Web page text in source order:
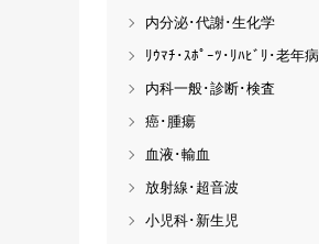
内分泌･代謝･生化学
ﾘｳﾏﾁ･ｽﾎﾟｰﾂ･ﾘﾊﾋﾞﾘ･老年病
内科一般･診断･検査
癌･腫瘍
血液･輸血
放射線･超音波
小児科･新生児